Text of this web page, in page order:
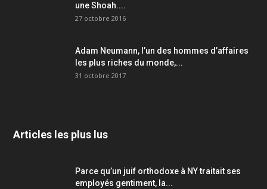
une Shoah....
27 octobre 2016
Adam Neumann, l’un des hommes d’affaires
les plus riches du monde,...
31 octobre 2017
Articles les plus lus
Parce qu’un juif orthodoxe à NY traitait ses
employés gentiment, la...